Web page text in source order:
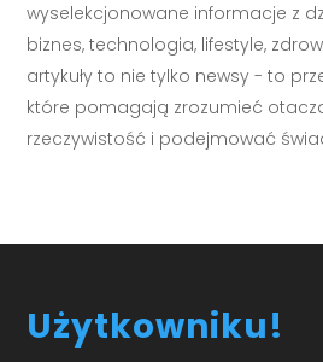
wyselekcjonowane informacje z
biznes, technologia, lifestyle,
artykuły to nie tylko newsy - to
które pomagają zrozumieć
rzeczywistość i podejmować
Użytkowniku!